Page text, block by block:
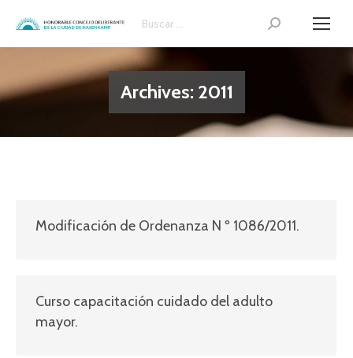
Search:
Archives: 2011
Modificación de Ordenanza N º 1086/2011.
Curso capacitación cuidado del adulto
mayor.